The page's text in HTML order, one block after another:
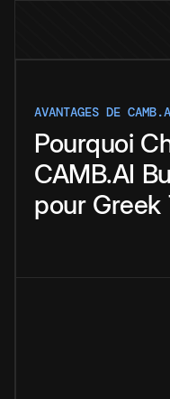
AVANTAGES DE
Pourquoi
CAMB.AI
pour Greek